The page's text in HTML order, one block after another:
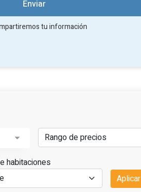
Enviar
tu información
habitaciones
Aplicar